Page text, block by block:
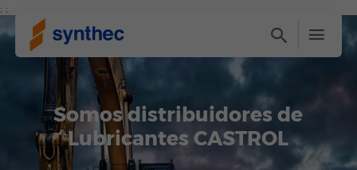
; ;
Somos distribuidores de
Lubricantes CASTROL